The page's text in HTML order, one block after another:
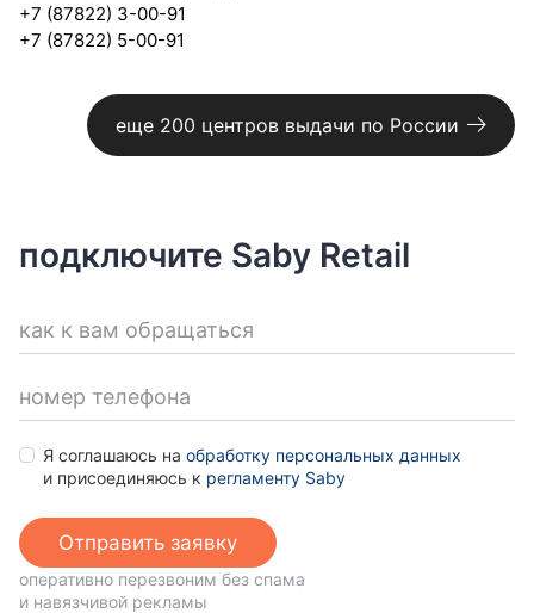
+7 (87822) 3-00-91
+7 (87822) 5-00-91
еще 200 центров выдачи по России
подключите Saby Retail
как к вам обращаться
номер телефона
Я соглашаюсь на обработку персональных данных
и присоединяюсь к регламенту Saby
Отправить заявку
оперативно перезвоним без спама
и навязчивой рекламы